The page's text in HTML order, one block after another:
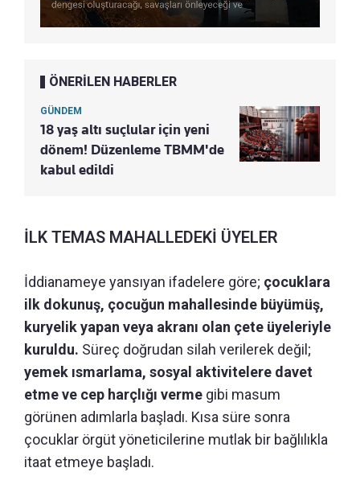
ÖNERİLEN HABERLER
GÜNDEM
18 yaş altı suçlular için yeni
dönem! Düzenleme TBMM'de
kabul edildi
İLK TEMAS MAHALLEDEKİ ÜYELER
İddianameye yansıyan ifadelere göre; çocuklara
ilk dokunuş, çocuğun mahallesinde büyümüş,
kuryelik yapan veya akranı olan çete üyeleriyle
kuruldu. Süreç doğrudan silah verilerek değil;
yemek ısmarlama, sosyal aktivitelere davet
etme ve cep harçlığı verme gibi masum
görünen adımlarla başladı. Kısa süre sonra
çocuklar örgüt yöneticilerine mutlak bir bağlılıkla
itaat etmeye başladı.